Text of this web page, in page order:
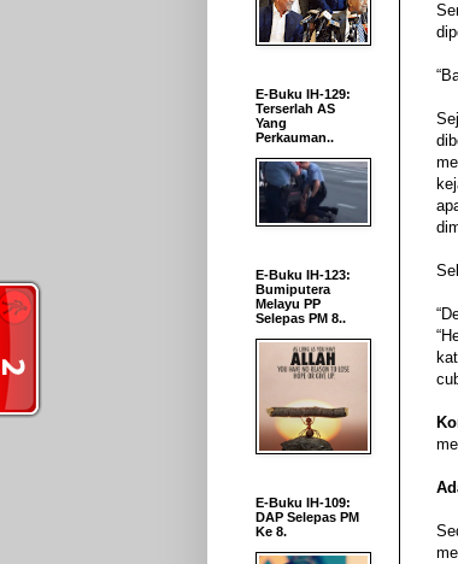
E-Buku IH-129:
Terserlah AS
Yang
Perkauman..
E-Buku IH-123:
Bumiputera
Melayu PP
Selepas PM 8..
E-Buku IH-109:
DAP Selepas PM
Ke 8.